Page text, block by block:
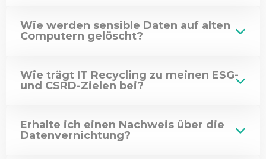
Wie werden sensible Daten auf alten
Computern gelöscht?
Wie trägt IT Recycling zu meinen ESG-
und CSRD-Zielen bei?
Erhalte ich einen Nachweis über die
Datenvernichtung?